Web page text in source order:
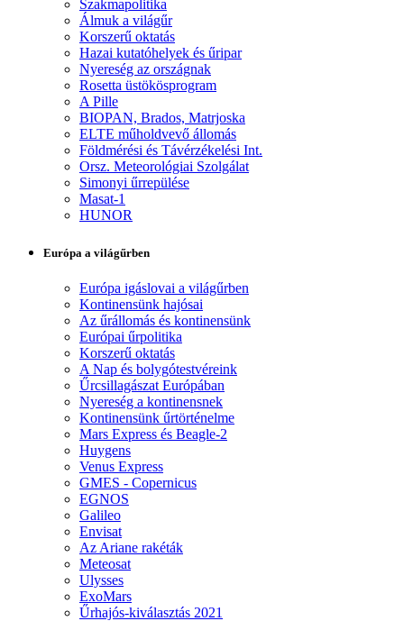
Szakmapolitika
Álmuk a világűr
Korszerű oktatás
Hazai kutatóhelyek és űripar
Nyereség az országnak
Rosetta üstökösprogram
A Pille
BIOPAN, Brados, Matrjoska
ELTE műholdvevő állomás
Földmérési és Távérzékelési Int.
Orsz. Meteorológiai Szolgálat
Simonyi űrrepülése
Masat-1
HUNOR
Európa a világűrben
Európa igáslovai a világűrben
Kontinensünk hajósai
Az űrállomás és kontinensünk
Európai űrpolitika
Korszerű oktatás
A Nap és bolygótestvéreink
Űrcsillagászat Európában
Nyereség a kontinensnek
Kontinensünk űrtörténelme
Mars Express és Beagle-2
Huygens
Venus Express
GMES - Copernicus
EGNOS
Galileo
Envisat
Az Ariane rakéták
Meteosat
Ulysses
ExoMars
Űrhajós-kiválasztás 2021